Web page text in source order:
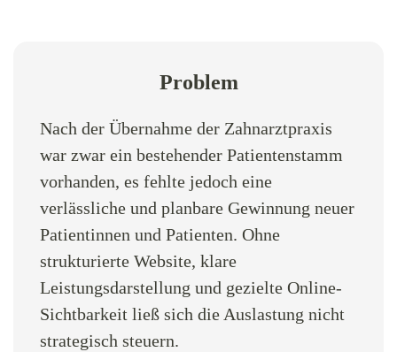
Problem
Nach der Übernahme der Zahnarztpraxis
war zwar ein bestehender Patientenstamm
vorhanden, es fehlte jedoch eine
verlässliche und planbare Gewinnung neuer
Patientinnen und Patienten. Ohne
strukturierte Website, klare
Leistungsdarstellung und gezielte Online-
Sichtbarkeit ließ sich die Auslastung nicht
strategisch steuern.